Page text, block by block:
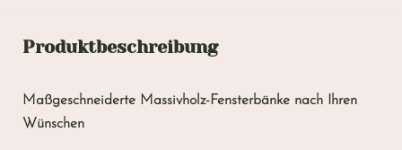
Produktbeschreibung
Maßgeschneiderte Massivholz-Fensterbänke nach Ihren
Wünschen